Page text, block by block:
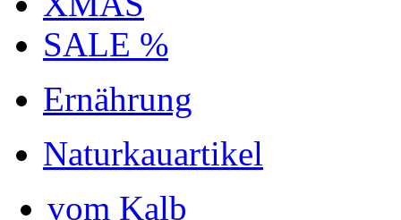
SALE %
Ernährung
Naturkauartikel
vom Kalb